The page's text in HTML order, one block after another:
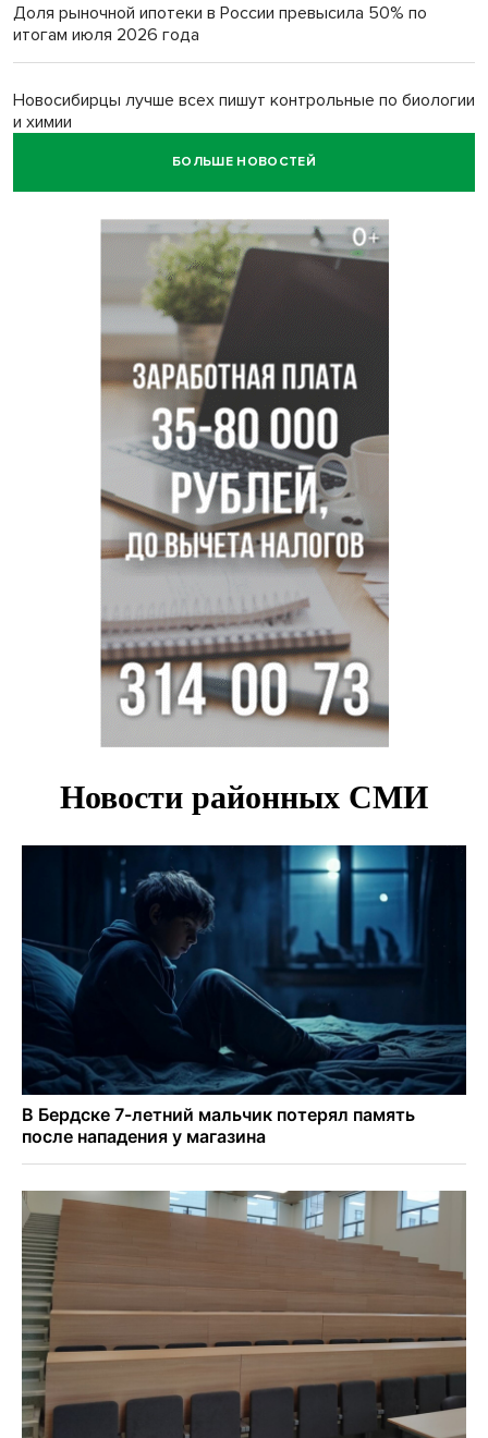
Доля рыночной ипотеки в России превысила 50% по
итогам июля 2026 года
Новосибирцы лучше всех пишут контрольные по биологии
и химии
Нейросеть для диагностики депрессии в крови создали в
Двум бойцам СВО после минно-взрывной травмы
«оживили» нервы в Новосибирске
Персидский ковер «108 шахов» впервые вывезли из музея
Востока в Новосибирск
Актриса из Новосибирска Евгения Туркова сыграла мать
в сериале «Малой»
БОЛЬШЕ НОВОСТЕЙ